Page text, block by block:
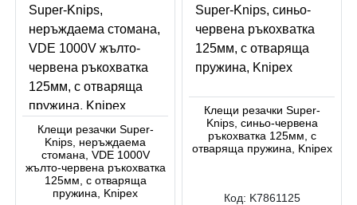
Клещи резачки Super-
Knips, неръждаема
стомана, VDE 1000V
жълто-червена ръкохватка
125мм, с отваряща
пружина, Knipex
Клещи резачки Super-
Knips, синьо-червена
ръкохватка 125мм, с
отваряща пружина, Knipex
Код: K7861125